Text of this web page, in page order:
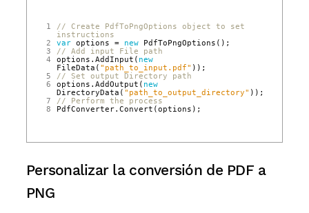
1
// Create PdfToPngOptions object to set
instructions
2
var options = new PdfToPngOptions ();
3
// Add input File path
4
options .AddInput ( new
FileData ( "path_to_input.pdf" ));
5
// Set output Directory path
6
options .AddOutput ( new
DirectoryData ( "path_to_output_directory" ));
7
// Perform the process
8
PdfConverter.Convert (options );
Personalizar la conversión de PDF a
PNG